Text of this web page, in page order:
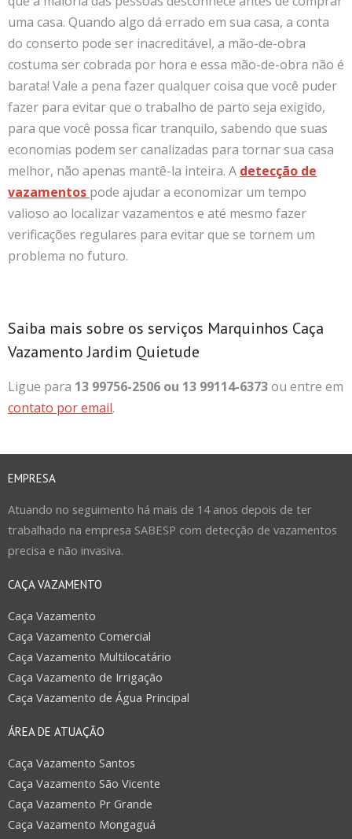
uma casa. Quando algo dá errado em sua casa, a conta
do conserto pode ser inacreditável, a mão-de-obra
costuma ser cobrada por hora e essa mão-de-obra não é
barata! Vale a pena fazer qualquer coisa que você puder
fazer para evitar que o trabalho de parto seja exigido,
para que você possa ficar tranquilo, sabendo que suas
economias podem ser canalizadas para tornar sua casa
melhor, não apenas mantê-la inteira. A detecção de
vazamentos pode ajudar a economizar um tempo
valioso ao localizar vazamentos e até mesmo fazer
verificações regulares para evitar que se tornem um
problema no futuro.
Saiba mais sobre os serviços Marquinhos Caça
Vazamento Jardim Quietude
Ligue para 13 99756-2506 ou 13 99114-6373ou entre em
contato por email.
EMPRESA
Atuando no seguimento há mais de 14 anos depois de ter
trabalhado na empresa SABESP com detecção de vazamentos
precisa e não invasiva.
CAÇA VAZAMENTO
Caça Vazamento
Caça Vazamento Comercial
Caça Vazamento Multilocatário
Caça Vazamento de Irrigação
Caça Vazamento de Água Principal
ÁREA DE ATUAÇÃO
Caça Vazamento Santos
Caça Vazamento São Vicente
Caça Vazamento Pr Grande
Caça Vazamento Mongaguá